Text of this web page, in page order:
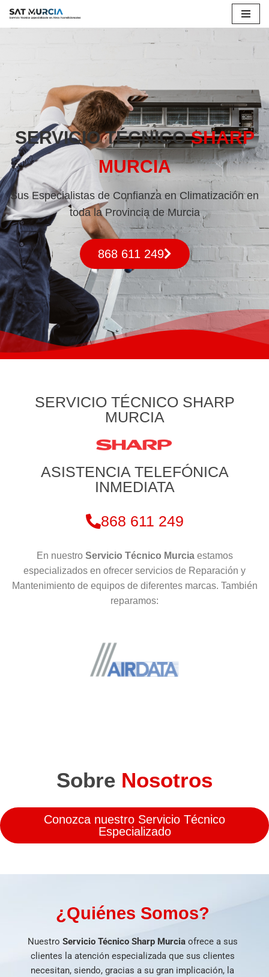
SERVICIO TÉCNICO SHARP
MURCIA
Sus Especialistas de Confianza en Climatización en
toda la Provincia de Murcia
868 611 249
SERVICIO TÉCNICO SHARP
MURCIA
ASISTENCIA TELEFÓNICA
INMEDIATA
868 611 249
En nuestro Servicio Técnico Murciaestamos
especializados en ofrecer servicios de Reparación y
Mantenimiento de equipos de diferentes marcas. También
reparamos:
Sobre Nosotros
Conozca nuestro Servicio Técnico
Especializado
¿Quiénes Somos?
Nuestro Servicio Técnico Sharp Murciaofrece a sus
clientes la atención especializada que sus clientes
necesitan, siendo, gracias a su gran implicación, la